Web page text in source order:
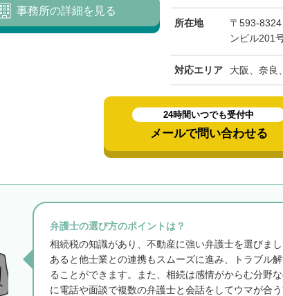
所在地
〒593-
ンビル201
対応エリア 大阪、奈良
事務所の詳細を見る
24時間いつでも受付中
メールで問い合わせる
弁護士の選び方のポイントは？
相続税の知識があり、不動産に強い弁護士を選びま
あると他士業との連携もスムーズに進み、トラブル
ることができます。また、相続は感情がからむ分野
に電話や面談で複数の弁護士と会話をしてウマが合